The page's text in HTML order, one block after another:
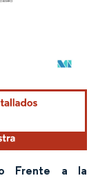
según CC BY 4.0.
Frente a la